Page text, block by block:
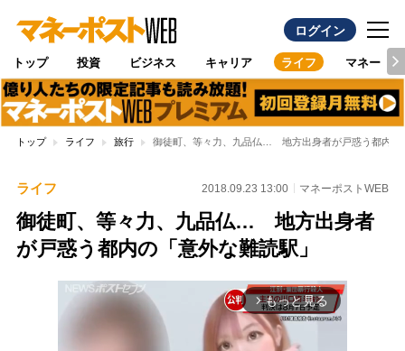
ログイン
トップ 投資 ビジネス キャリア ライフ マネー
トップ ライフ 旅行 御徒町、等々力、九品仏… 地方出身者が戸惑う都内の
ライフ 2018.09.23 13:00 マネーポストWEB
御徒町、等々力、九品仏… 地方出身者
が戸惑う都内の「意外な難読駅」
arrow_forward_ios もっと見る